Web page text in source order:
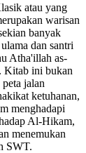
atau yang
warisan
banyak
dan santri
Atha'illah as-
Kitab ini bukan
jalan
ketuhanan,
menghadapi
Al-Hikam,
menemukan
SWT.